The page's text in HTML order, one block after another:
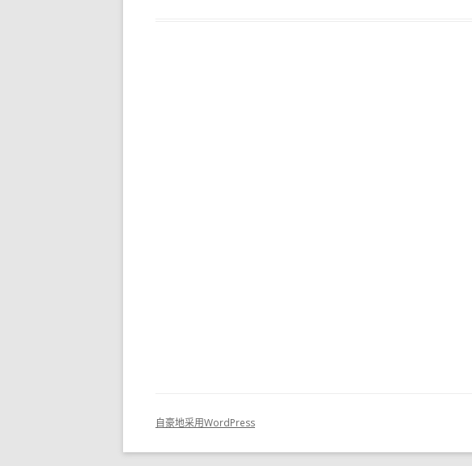
自豪地采用WordPress